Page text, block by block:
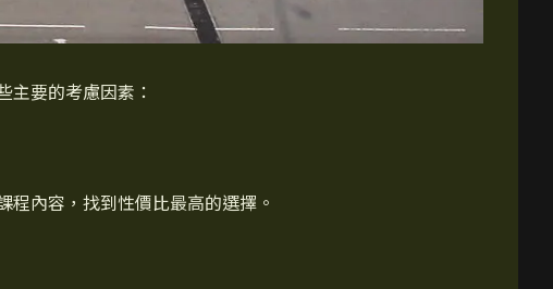
要的考慮因素：
內容，找到性價比最高的選擇。